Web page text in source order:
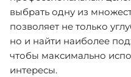
выбрать одну из
позволяет не только
но и найти наиболее
чтобы максимально
интересы.